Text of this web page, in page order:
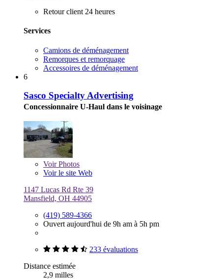
Retour client 24 heures
Services
Camions de déménagement
Remorques et remorquage
Accessoires de déménagement
6
Sasco Specialty Advertising
Concessionnaire U-Haul dans le voisinage
VoirPhotos
Voir le site Web
1147 Lucas Rd Rte 39
Mansfield, OH 44905
(419) 589-4366
Ouvert aujourd'hui de 9h am à 5h pm
233 évaluations
Distance estimée
2,9 milles